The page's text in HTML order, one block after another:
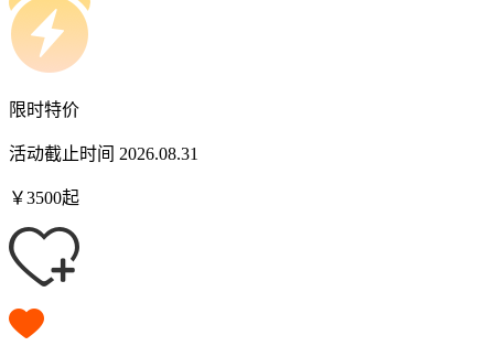
限时特价
活动截止时间 2026.08.31
￥3500起